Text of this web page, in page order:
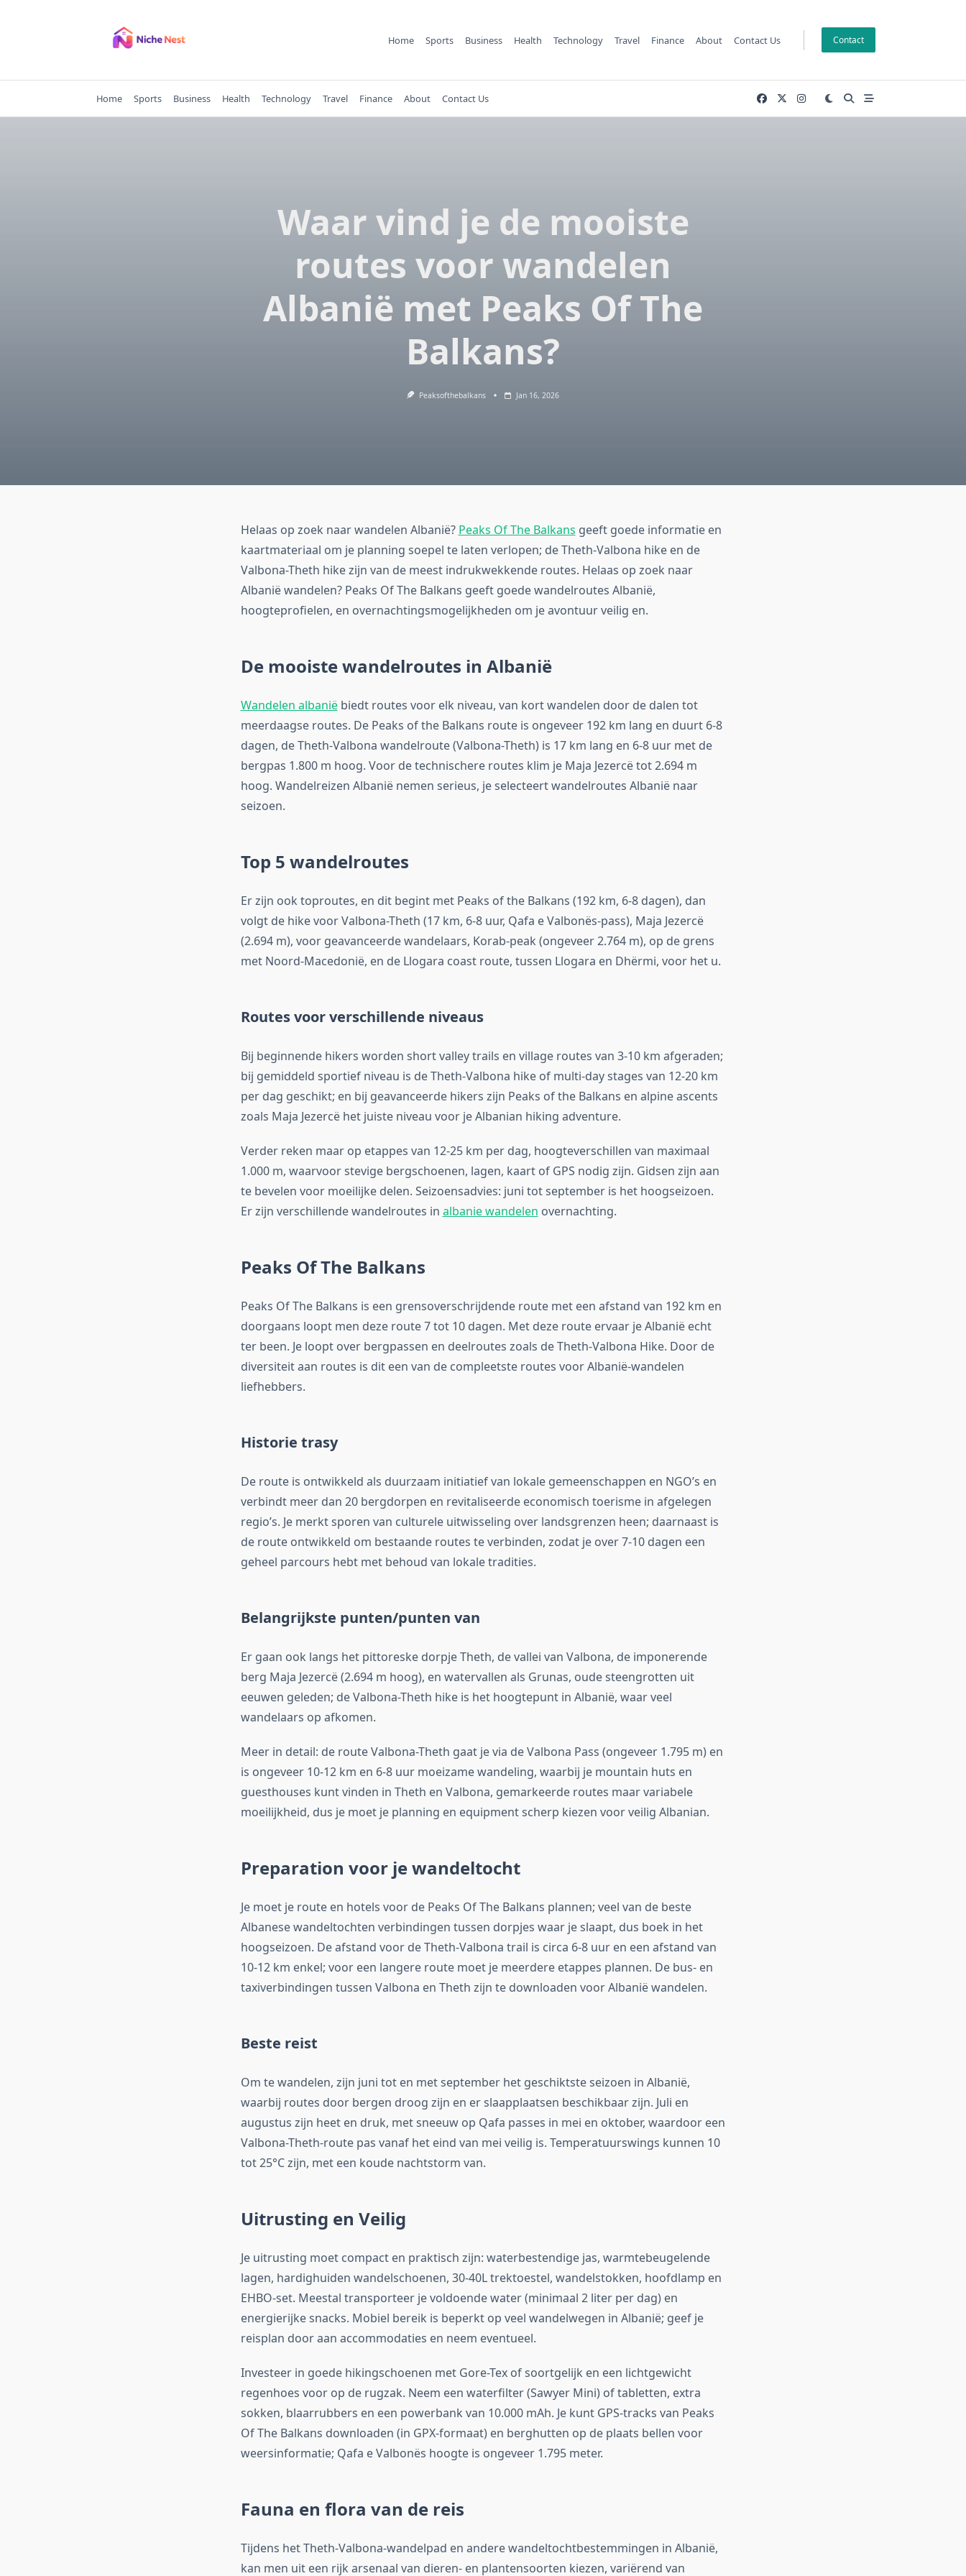
Home Sports Business Health Technology Travel Finance About Contact Us Contact
Home Sports Business Health Technology Travel Finance About Contact Us
Waar vind je de mooiste
routes voor wandelen
Albanië met Peaks Of The
Balkans?
Peaksofthebalkans Jan 16, 2026
Helaas op zoek naar wandelen Albanië? Peaks Of The Balkans geeft goede informatie en
kaartmateriaal om je planning soepel te laten verlopen; de Theth-Valbona hike en de
Valbona-Theth hike zijn van de meest indrukwekkende routes. Helaas op zoek naar
Albanië wandelen? Peaks Of The Balkans geeft goede wandelroutes Albanië,
hoogteprofielen, en overnachtingsmogelijkheden om je avontuur veilig en.
De mooiste wandelroutes in Albanië
Wandelen albaniëbiedt routes voor elk niveau, van kort wandelen door de dalen tot
meerdaagse routes. De Peaks of the Balkans route is ongeveer 192 km lang en duurt 6-8
dagen, de Theth-Valbona wandelroute (Valbona-Theth) is 17 km lang en 6-8 uur met de
bergpas 1.800 m hoog. Voor de technischere routes klim je Maja Jezercë tot 2.694 m
hoog. Wandelreizen Albanië nemen serieus, je selecteert wandelroutes Albanië naar
seizoen.
Top 5 wandelroutes
Er zijn ook toproutes, en dit begint met Peaks of the Balkans (192 km, 6-8 dagen), dan
volgt de hike voor Valbona-Theth (17 km, 6-8 uur, Qafa e Valbonës-pass), Maja Jezercë
(2.694 m), voor geavanceerde wandelaars, Korab-peak (ongeveer 2.764 m), op de grens
met Noord-Macedonië, en de Llogara coast route, tussen Llogara en Dhërmi, voor het u.
Routes voor verschillende niveaus
Bij beginnende hikers worden short valley trails en village routes van 3-10 km afgeraden;
bij gemiddeld sportief niveau is de Theth-Valbona hike of multi-day stages van 12-20 km
per dag geschikt; en bij geavanceerde hikers zijn Peaks of the Balkans en alpine ascents
zoals Maja Jezercë het juiste niveau voor je Albanian hiking adventure.
Verder reken maar op etappes van 12-25 km per dag, hoogteverschillen van maximaal
1.000 m, waarvoor stevige bergschoenen, lagen, kaart of GPS nodig zijn. Gidsen zijn aan
te bevelen voor moeilijke delen. Seizoensadvies: juni tot september is het hoogseizoen.
Er zijn verschillende wandelroutes in albanie wandelen overnachting.
Peaks Of The Balkans
Peaks Of The Balkans is een grensoverschrijdende route met een afstand van 192 km en
doorgaans loopt men deze route 7 tot 10 dagen. Met deze route ervaar je Albanië echt
ter been. Je loopt over bergpassen en deelroutes zoals de Theth-Valbona Hike. Door de
diversiteit aan routes is dit een van de compleetste routes voor Albanië-wandelen
liefhebbers.
Historie trasy
De route is ontwikkeld als duurzaam initiatief van lokale gemeenschappen en NGO’s en
verbindt meer dan 20 bergdorpen en revitaliseerde economisch toerisme in afgelegen
regio’s. Je merkt sporen van culturele uitwisseling over landsgrenzen heen; daarnaast is
de route ontwikkeld om bestaande routes te verbinden, zodat je over 7-10 dagen een
geheel parcours hebt met behoud van lokale tradities.
Belangrijkste punten/punten van
Er gaan ook langs het pittoreske dorpje Theth, de vallei van Valbona, de imponerende
berg Maja Jezercë (2.694 m hoog), en watervallen als Grunas, oude steengrotten uit
eeuwen geleden; de Valbona-Theth hike is het hoogtepunt in Albanië, waar veel
wandelaars op afkomen.
Meer in detail: de route Valbona-Theth gaat je via de Valbona Pass (ongeveer 1.795 m) en
is ongeveer 10-12 km en 6-8 uur moeizame wandeling, waarbij je mountain huts en
guesthouses kunt vinden in Theth en Valbona, gemarkeerde routes maar variabele
moeilijkheid, dus je moet je planning en equipment scherp kiezen voor veilig Albanian.
Preparation voor je wandeltocht
Je moet je route en hotels voor de Peaks Of The Balkans plannen; veel van de beste
Albanese wandeltochten verbindingen tussen dorpjes waar je slaapt, dus boek in het
hoogseizoen. De afstand voor de Theth-Valbona trail is circa 6-8 uur en een afstand van
10-12 km enkel; voor een langere route moet je meerdere etappes plannen. De bus- en
taxiverbindingen tussen Valbona en Theth zijn te downloaden voor Albanië wandelen.
Beste reist
Om te wandelen, zijn juni tot en met september het geschiktste seizoen in Albanië,
waarbij routes door bergen droog zijn en er slaapplaatsen beschikbaar zijn. Juli en
augustus zijn heet en druk, met sneeuw op Qafa passes in mei en oktober, waardoor een
Valbona-Theth-route pas vanaf het eind van mei veilig is. Temperatuurswings kunnen 10
tot 25°C zijn, met een koude nachtstorm van.
Uitrusting en Veilig
Je uitrusting moet compact en praktisch zijn: waterbestendige jas, warmtebeugelende
lagen, hardighuiden wandelschoenen, 30-40L trektoestel, wandelstokken, hoofdlamp en
EHBO-set. Meestal transporteer je voldoende water (minimaal 2 liter per dag) en
energierijke snacks. Mobiel bereik is beperkt op veel wandelwegen in Albanië; geef je
reisplan door aan accommodaties en neem eventueel.
Investeer in goede hikingschoenen met Gore-Tex of soortgelijk en een lichtgewicht
regenhoes voor op de rugzak. Neem een waterfilter (Sawyer Mini) of tabletten, extra
sokken, blaarrubbers en een powerbank van 10.000 mAh. Je kunt GPS-tracks van Peaks
Of The Balkans downloaden (in GPX-formaat) en berghutten op de plaats bellen voor
weersinformatie; Qafa e Valbonës hoogte is ongeveer 1.795 meter.
Fauna en flora van de reis
Tijdens het Theth-Valbona-wandelpad en andere wandeltochtbestemmingen in Albanië,
kan men uit een rijk arsenaal van dieren- en plantensoorten kiezen, variërend van